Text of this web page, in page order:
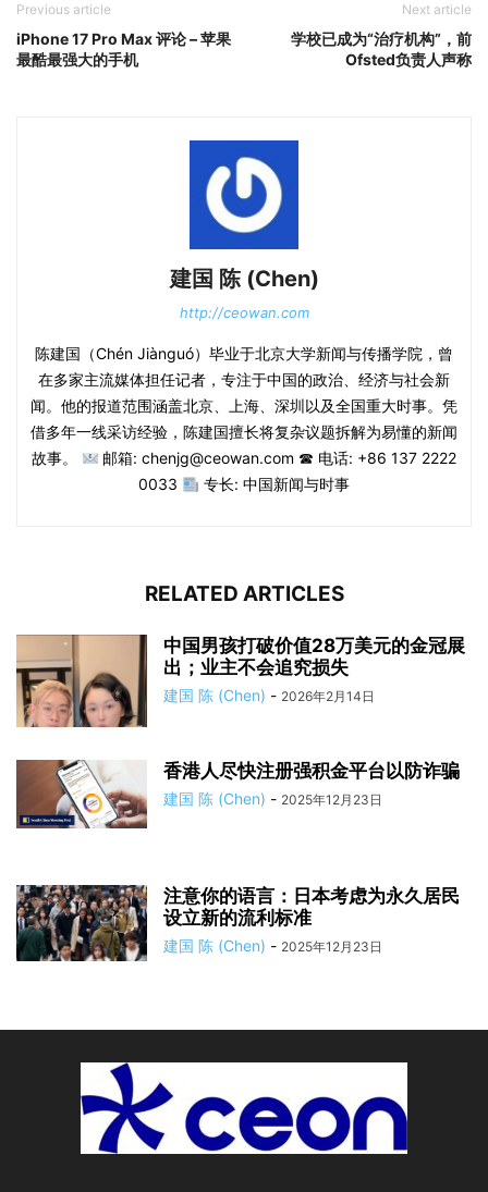
Previous article
iPhone 17 Pro Max 评论 – 苹果
最酷最强大的手机
Next article
学校已成为“治疗机构”，前
Ofsted负责人声称
建国 陈 (Chen)
http://ceowan.com
陈建国（Chén Jiànguó）毕业于北京大学新闻与传播学院，曾
在多家主流媒体担任记者，专注于中国的政治、经济与社会新
闻。他的报道范围涵盖北京、上海、深圳以及全国重大时事。凭
借多年一线采访经验，陈建国擅长将复杂议题拆解为易懂的新闻
故事。
邮箱: chenjg@ceowan.com ☎ 电话: +86 137 2222
0033
专长: 中国新闻与时事
RELATED ARTICLES
中国男孩打破价值28万美元的金冠展
出；业主不会追究损失
建国 陈 (Chen) - 2026年2月14日
香港人尽快注册强积金平台以防诈骗
建国 陈 (Chen) - 2025年12月23日
注意你的语言：日本考虑为永久居民
设立新的流利标准
建国 陈 (Chen) - 2025年12月23日